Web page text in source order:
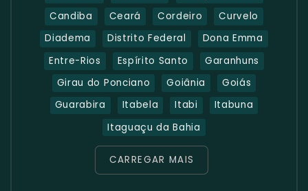
Candiba
Ceará Cordeiro
Curvelo
Diadema
Distrito Federal
Dona Emma
Entre-Rios
Espírito Santo
Garanhuns
Girau do Ponciano
Goiânia
Goiás
Guarabira
Itabela Itabi
Itabuna
Itaguaçu da Bahia
CARREGAR MAIS